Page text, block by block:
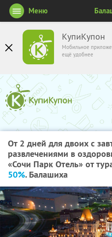
КупиКупон
Мобильное
ещё удобнее
Меню
От 2 дней для двоих с
развлечениями в
«Сочи Парк Отель» от
50%. Балашиха